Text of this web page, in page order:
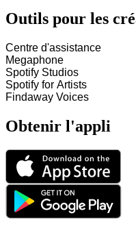
Outils pour les
Centre d'assistance
Megaphone
Spotify Studios
Spotify for Artists
Findaway Voices
Obtenir l'appli